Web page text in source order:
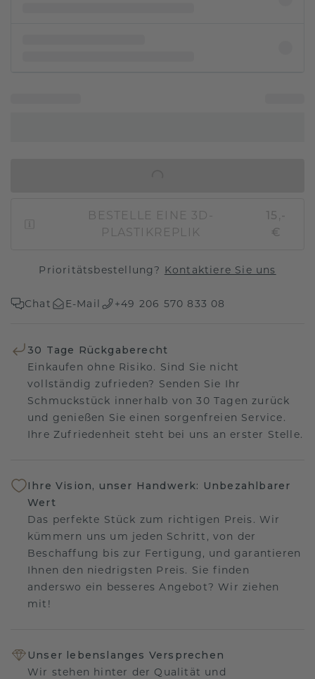
BESTELLE EINE 3D-
PLASTIKREPLIK
15,-
€
Prioritätsbestellung? Kontaktiere Sie uns
Chat E-Mail +49 206 570 833 08
30 Tage Rückgaberecht
Einkaufen ohne Risiko. Sind Sie nicht
vollständig zufrieden? Senden Sie Ihr
Schmuckstück innerhalb von 30 Tagen zurück
und genießen Sie einen sorgenfreien Service.
Ihre Zufriedenheit steht bei uns an erster Stelle.
Ihre Vision, unser Handwerk: Unbezahlbarer
Wert
Das perfekte Stück zum richtigen Preis. Wir
kümmern uns um jeden Schritt, von der
Beschaffung bis zur Fertigung, und garantieren
Ihnen den niedrigsten Preis. Sie finden
anderswo ein besseres Angebot? Wir ziehen
mit!
Unser lebenslanges Versprechen
Wir stehen hinter der Qualität und